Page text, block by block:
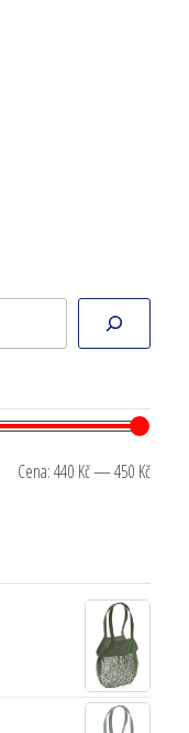
Cena:440 Kč—450 Kč